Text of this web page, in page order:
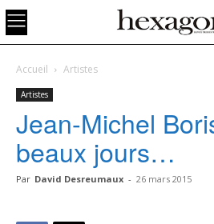
Accueil Artistes
Artistes
Jean-Michel
beaux jours…
Par David Desreumaux - 26 mars 2015